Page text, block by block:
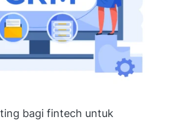
bagi fintech untuk